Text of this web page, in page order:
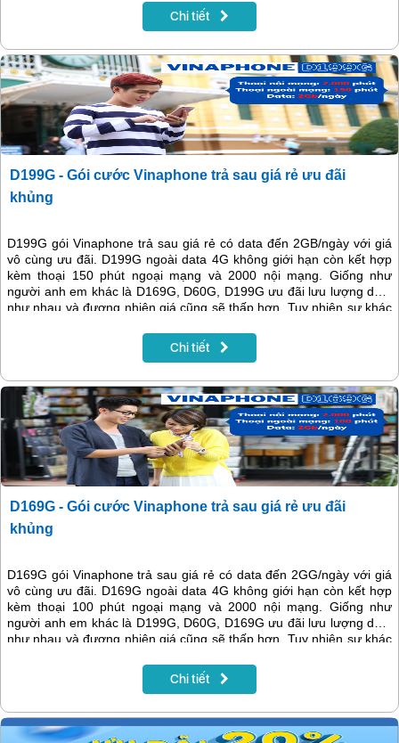
dung lượng data tốc độ cao lên đến 135GB/ tháng (4,5GB/ ngày)
Chi tiết
D199G - Gói cước Vinaphone trả sau giá rẻ ưu đãi
khủng
D199G gói Vinaphone trả sau giá rẻ có data đến 2GB/ngày với giá
vô cùng ưu đãi. D199G ngoài data 4G không giới hạn còn kết hợp
kèm thoại 150 phút ngoại mạng và 2000 nội mạng. Giống như
người anh em khác là D169G, D60G, D199G ưu đãi lưu lượng data
như nhau và đương nhiên giá cũng sẽ thấp hơn. Tuy nhiên sự khác
thể chọn số phút thoại ngoại mạng theo nhu cầu sử dụng của mình
Chi tiết
D169G - Gói cước Vinaphone trả sau giá rẻ ưu đãi
khủng
D169G gói Vinaphone trả sau giá rẻ có data đến 2GG/ngày với giá
vô cùng ưu đãi. D169G ngoài data 4G không giới hạn còn kết hợp
kèm thoại 100 phút ngoại mạng và 2000 nội mạng. Giống như
người anh em khác là D199G, D60G, D169G ưu đãi lưu lượng data
như nhau và đương nhiên giá cũng sẽ thấp hơn. Tuy nhiên sự khác
thể chọn số phút thoại ngoại mạng theo nhu cầu sử dụng của mình
Chi tiết